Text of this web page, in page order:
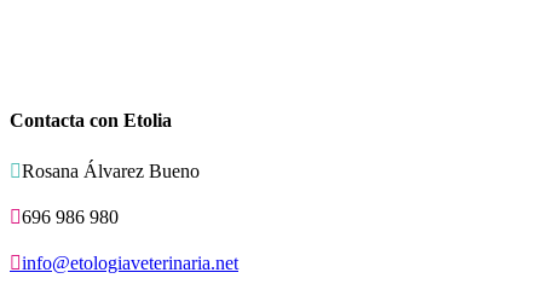
Contacta con Etolia
Rosana Álvarez Bueno
696 986 980
info@etologiaveterinaria.net